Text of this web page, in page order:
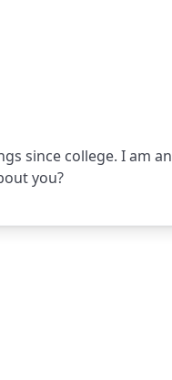
since college. I am an
you?